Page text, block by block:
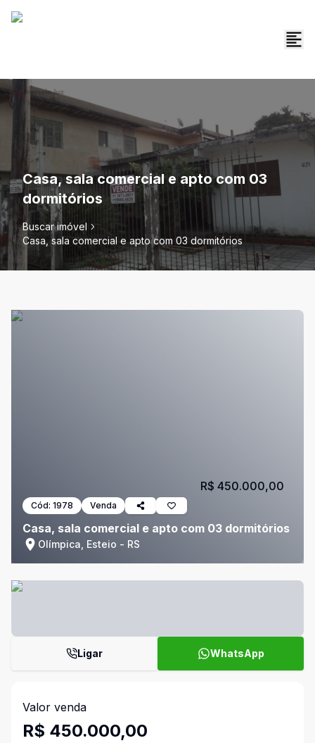
Casa, sala comercial e apto com 03
dormitórios
Buscar imóvel
Casa, sala comercial e apto com 03 dormitórios
Cód: 1978 Venda
Casa, sala comercial e apto com 03 dormitórios
Olímpica, Esteio - RS
R$ 450.000,00
Ligar WhatsApp
Valor venda
R$ 450.000,00